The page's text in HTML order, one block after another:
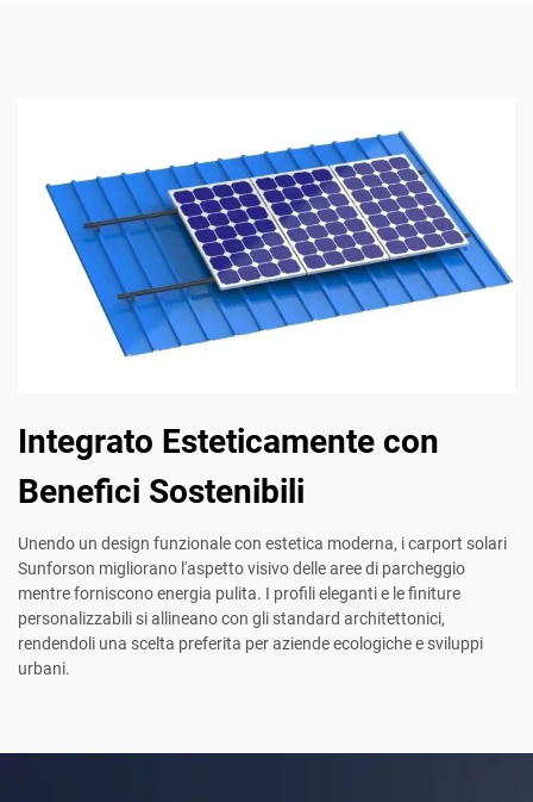
Integrato Esteticamente con
Benefici Sostenibili
Unendo un design funzionale con estetica moderna, i carport solari
Sunforson migliorano l'aspetto visivo delle aree di parcheggio
mentre forniscono energia pulita. I profili eleganti e le finiture
personalizzabili si allineano con gli standard architettonici,
rendendoli una scelta preferita per aziende ecologiche e sviluppi
urbani.